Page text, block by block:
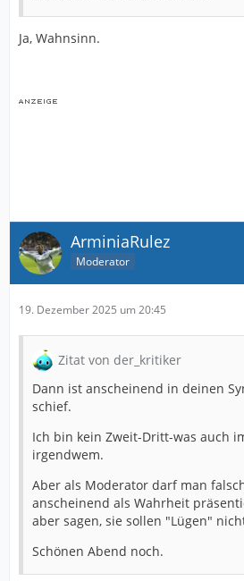
Ja, Wahnsinn.
ArminiaRulez
Moderator
19. Dezember 2025 um 20:45
Zitat von der_kritiker
Dann ist anscheinend in deinen
schief.
Ich bin kein Zweit-Dritt-was auch
irgendwem.
Aber als Moderator darf man
anscheinend als Wahrheit
aber sagen, sie sollen "Lügen"
Schönen Abend noch.